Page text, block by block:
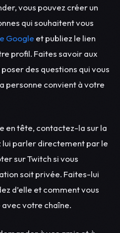
vous pouvez créer un
qui souhaitent vous
Google et publiez le lien
profil. Faites savoir aux
poser des questions qui vous
personne convient à votre
en tête, contactez-la sur la
parler directement par le
sur Twitch si vous
soit privée. Faites-lui
d’elle et comment vous
avec votre chaîne.